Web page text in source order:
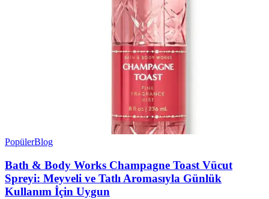
PopülerBlog
Bath & Body Works Champagne Toast Vücut
Spreyi: Meyveli ve Tatlı Aromasıyla Günlük
Kullanım İçin Uygun